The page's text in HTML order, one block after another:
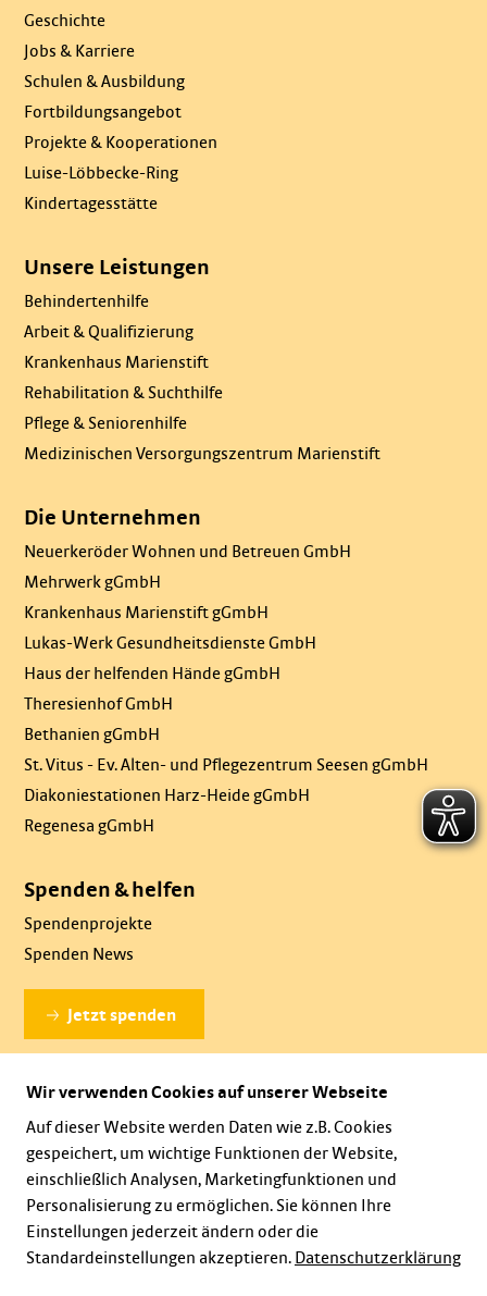
Geschichte
Jobs & Karriere
Schulen & Ausbildung
Fortbildungsangebot
Projekte & Kooperationen
Luise-Löbbecke-Ring
Kindertagesstätte
Unsere Leistungen
Behindertenhilfe
Arbeit & Qualifizierung
Krankenhaus Marienstift
Rehabilitation & Suchthilfe
Pflege & Seniorenhilfe
Medizinischen Versorgungszentrum Marienstift
Die Unternehmen
Neuerkeröder Wohnen und Betreuen GmbH
Mehrwerk gGmbH
Krankenhaus Marienstift gGmbH
Lukas-Werk Gesundheitsdienste GmbH
Haus der helfenden Hände gGmbH
Theresienhof GmbH
Bethanien gGmbH
St. Vitus - Ev. Alten- und Pflegezentrum Seesen gGmbH
Diakoniestationen Harz-Heide gGmbH
Regenesa gGmbH
Spenden & helfen
Spendenprojekte
Spenden News
Jetzt spenden
Dauerhaft spenden
Wir verwenden Cookies auf unserer Webseite
Auf dieser Website werden Daten wie z.B. Cookies
gespeichert, um wichtige Funktionen der Website,
einschließlich Analysen, Marketingfunktionen und
Personalisierung zu ermöglichen. Sie können Ihre
Einstellungen jederzeit ändern oder die
Standardeinstellungen akzeptieren. Datenschutzerklärung